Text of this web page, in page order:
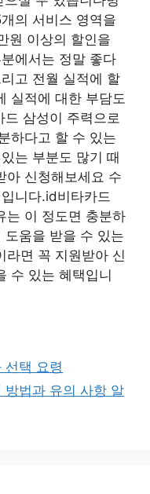
의 서비스 영역을
원 이상의 할인을
에서는 정말 좋다
고 전월 실적에 할
실적에 대한 부담도
삼성이 주력으로
하다고 할 수 있는
는 부분도 많기 때
아 신청해보세요 수
니다.id비타카드
는 이 정도면 충분하
움을 받을 수 있는
라면 꼭 지원받아 신
수 있는 혜택입니
선택 요령
방법과 유의 사항 알